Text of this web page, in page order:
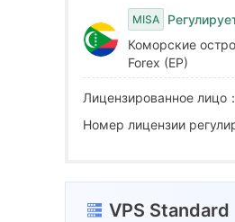
8
9
MISA
Коморские
Forex (EP)
Лицензированное лицо
Номер лицензии
VPS Standard